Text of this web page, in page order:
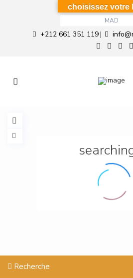
MAD
+212 661 351 119|
Recherche
choisissez votre